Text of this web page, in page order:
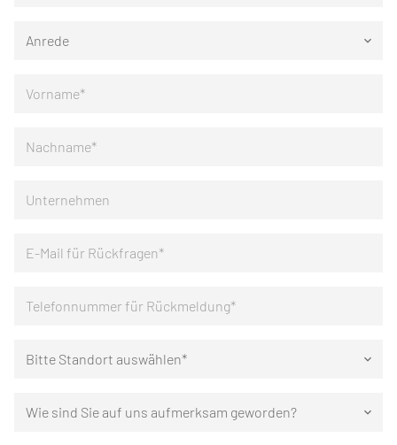
Anrede keyboard_arrow_down
Bitte Standort auswählen* keyboard_arrow_down
Wie sind Sie auf uns aufmerksam geworden? keyboard_arrow_down